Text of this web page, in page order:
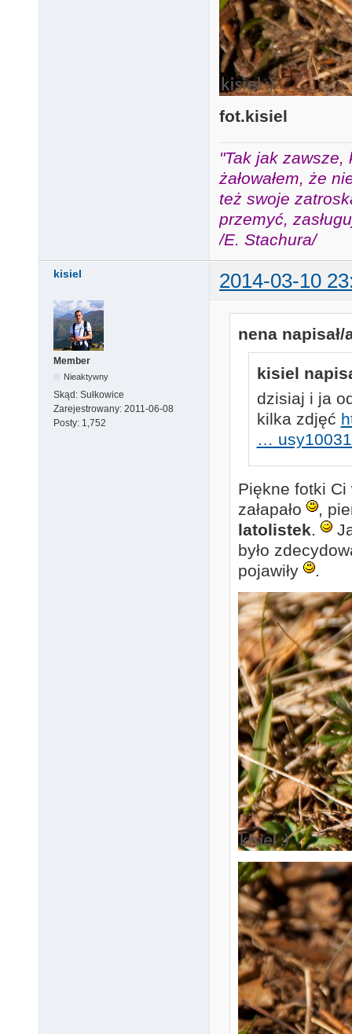
fot.kisiel
"Tak jak zawsze,
żałowałem, że
też swoje
przemyć,
/E. Stachura/
kisiel 2014-03-10
Member
Nieaktywny
Skąd: Sułkowice
Zarejestrowany: 2011-06-08
Posty: 1,752
nena napisał/
kisiel
dzisiaj i ja
kilka zdjęć
…
Piękne fotki
załapało
,
latolistek.
było
pojawiły
.